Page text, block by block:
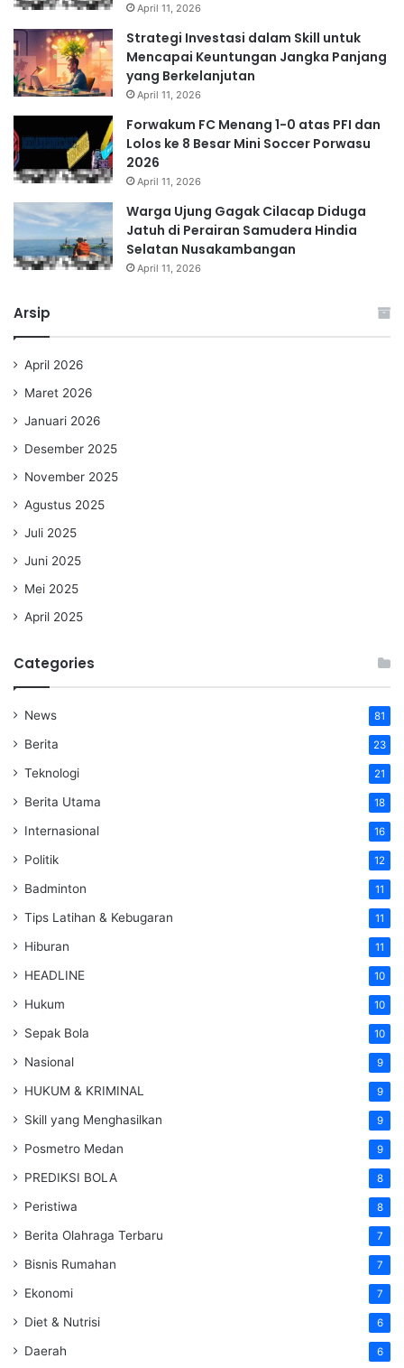
April 11, 2026
Strategi Investasi dalam Skill untuk
Mencapai Keuntungan Jangka Panjang
yang Berkelanjutan
April 11, 2026
Forwakum FC Menang 1-0 atas PFI dan
Lolos ke 8 Besar Mini Soccer Porwasu
2026
April 11, 2026
Warga Ujung Gagak Cilacap Diduga
Jatuh di Perairan Samudera Hindia
Selatan Nusakambangan
April 11, 2026
Arsip
April 2026
Maret 2026
Januari 2026
Desember 2025
November 2025
Agustus 2025
Juli 2025
Juni 2025
Mei 2025
April 2025
Categories
News 81
Berita 23
Teknologi 21
Berita Utama 18
Internasional 16
Politik 12
Badminton 11
Tips Latihan & Kebugaran 11
Hiburan 11
HEADLINE 10
Hukum 10
Sepak Bola 10
Nasional 9
HUKUM & KRIMINAL 9
Skill yang Menghasilkan 9
Posmetro Medan 9
PREDIKSI BOLA 8
Peristiwa 8
Berita Olahraga Terbaru 7
Bisnis Rumahan 7
Ekonomi 7
Diet & Nutrisi 6
Daerah 6